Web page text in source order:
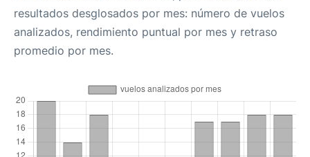
resultados desglosados por mes: número de vuelos
analizados, rendimiento puntual por mes y retraso
promedio por mes.